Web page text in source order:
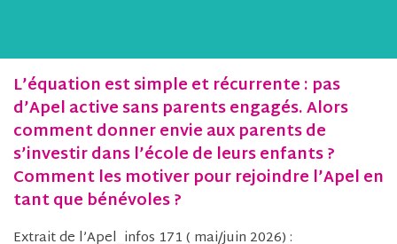
L’équation est simple et récurrente : pas
d’Apel active sans parents engagés. Alors
comment donner envie aux parents de
s’investir dans l’école de leurs enfants ?
Comment les motiver pour rejoindre l’Apel en
tant que bénévoles ?
Extrait de l’Apel_infos 171 ( mai/juin 2026) :